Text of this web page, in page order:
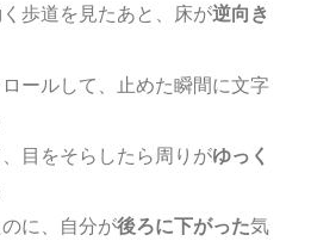
歩道を見たあと、床が逆向き
ールして、止めた瞬間に文字
目をそらしたら周りがゆっく
に、自分が後ろに下がった気